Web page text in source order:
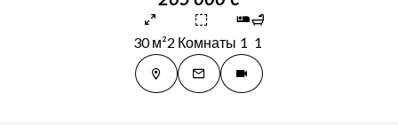
30 м²2 Комнаты 1 1